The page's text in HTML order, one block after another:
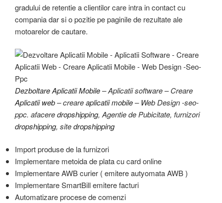
gradului de retentie a clientilor care intra in contact cu
compania dar si o pozitie pe paginile de rezultate ale
motoarelor de cautare.
Dezboltare Aplicatii Mobile– Aplicatii software – Creare
Aplicatii web– creareaplicatii mobile– Web Design -seo-
ppc. afaceredropshipping, Agentie de Pubicitate, furnizori
dropshipping, sitedropshipping
Import produse de la furnizori
Implementare metoida de plata cu card online
Implementare AWB curier ( emitere autyomata AWB )
Implementare SmartBill emitere facturi
Automatizare procese de comenzi